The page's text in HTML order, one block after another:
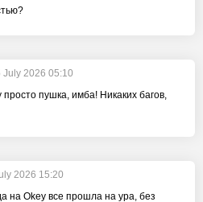
July 2026 05:10
пушка, имба! Никаких багов,
2026 15:20
на Okey все прошла на ура, без